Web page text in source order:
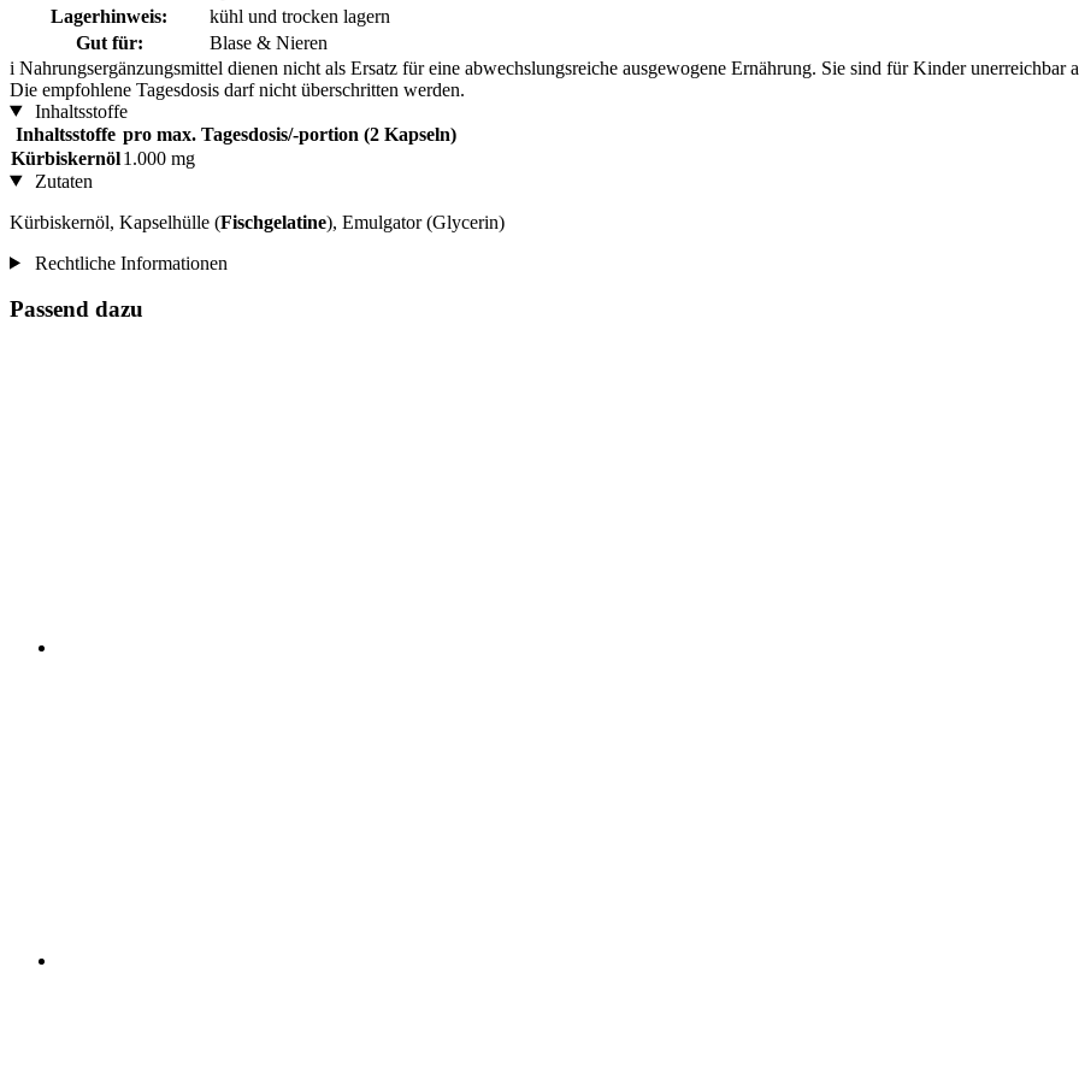
Lagerhinweis:
kühl und trocken lagern
Gut für:
Blase & Nieren
i Nahrungsergänzungsmittel dienen nicht als Ersatz für eine abwechslungsreiche ausgewogene Ernährung. Sie sind für Kinder unerreichbar
Die empfohlene Tagesdosis darf nicht überschritten werden.
Inhaltsstoffe
Inhaltsstoffe pro max. Tagesdosis/-portion (2 Kapseln)
Kürbiskernöl1.000 mg
Zutaten
Kürbiskernöl, Kapselhülle (Fischgelatine), Emulgator (Glycerin)
Rechtliche Informationen
Passend dazu